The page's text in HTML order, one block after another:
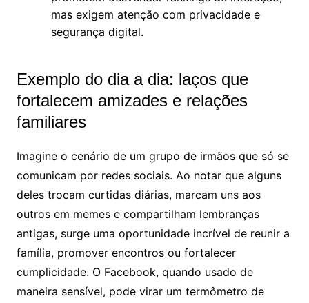
mas exigem atenção com privacidade e
segurança digital.
Exemplo do dia a dia: laços que
fortalecem amizades e relações
familiares
Imagine o cenário de um grupo de irmãos que só se
comunicam por redes sociais. Ao notar que alguns
deles trocam curtidas diárias, marcam uns aos
outros em memes e compartilham lembranças
antigas, surge uma oportunidade incrível de reunir a
família, promover encontros ou fortalecer
cumplicidade. O Facebook, quando usado de
maneira sensível, pode virar um termômetro de